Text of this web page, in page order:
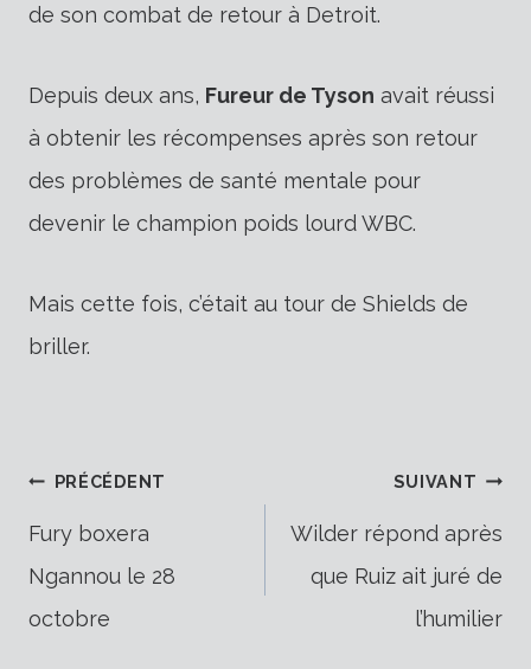
de son combat de retour à Detroit.
Depuis deux ans, Fureur de Tyson avait réussi
à obtenir les récompenses après son retour
des problèmes de santé mentale pour
devenir le champion poids lourd WBC.
Mais cette fois, c’était au tour de Shields de
briller.
Navigation
de
PRÉCÉDENT
Fury boxera
Ngannou le 28
octobre
SUIVANT
Wilder répond après
que Ruiz ait juré de
l’humilier